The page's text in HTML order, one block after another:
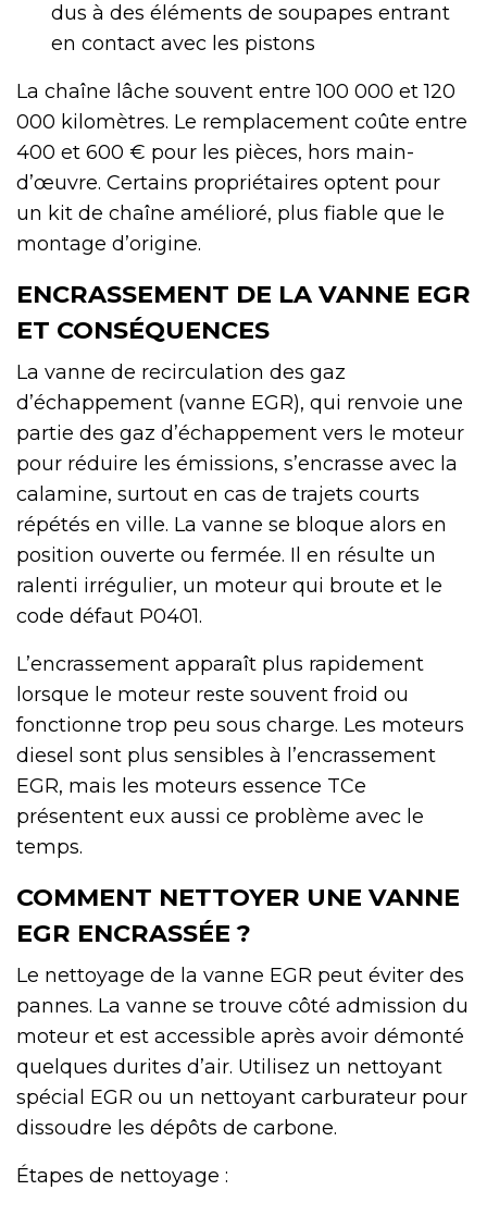
dus à des éléments de soupapes entrant
en contact avec les pistons
La chaîne lâche souvent entre 100 000 et 120
000 kilomètres. Le remplacement coûte entre
400 et 600 € pour les pièces, hors main-
d’œuvre. Certains propriétaires optent pour
un kit de chaîne amélioré, plus fiable que le
montage d’origine.
ENCRASSEMENT DE LA VANNE EGR
ET CONSÉQUENCES
La vanne de recirculation des gaz
d’échappement (vanne EGR), qui renvoie une
partie des gaz d’échappement vers le moteur
pour réduire les émissions, s’encrasse avec la
calamine, surtout en cas de trajets courts
répétés en ville. La vanne se bloque alors en
position ouverte ou fermée. Il en résulte un
ralenti irrégulier, un moteur qui broute et le
code défaut P0401.
L’encrassement apparaît plus rapidement
lorsque le moteur reste souvent froid ou
fonctionne trop peu sous charge. Les moteurs
diesel sont plus sensibles à l’encrassement
EGR, mais les moteurs essence TCe
présentent eux aussi ce problème avec le
temps.
COMMENT NETTOYER UNE VANNE
EGR ENCRASSÉE ?
Le nettoyage de la vanne EGR peut éviter des
pannes. La vanne se trouve côté admission du
moteur et est accessible après avoir démonté
quelques durites d’air. Utilisez un nettoyant
spécial EGR ou un nettoyant carburateur pour
dissoudre les dépôts de carbone.
Étapes de nettoyage :